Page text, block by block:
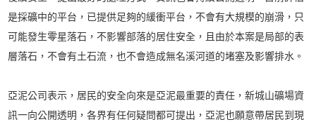
是採礦中的平台，已提供足夠的緩衝平台，不會有大規模的崩滑，只
可能發生零星落石，不影響部落的居住安全，且由於本案是局部的表
層落石，不會有土石流，也不會造成無名溪河道的堵塞及影響排水。
亞泥公司表示，居民的安全向來是亞泥最重要的責任，新城山礦場資
訊一向公開透明，各界有任何疑問都可提出，亞泥也願意帶居民到現